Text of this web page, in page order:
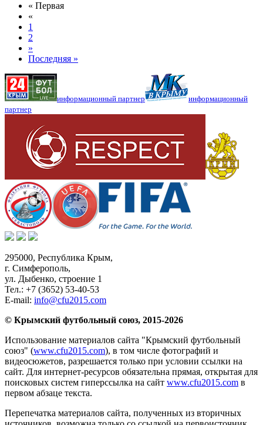
« Первая
«
1
2
»
Последняя »
информационный партнер
информационный
партнер
295000, Республика Крым,
г. Симферополь,
ул. Дыбенко, строение 1
Тел.: +7 (3652) 53-40-53
E-mail: info@cfu2015.com
© Крымский футбольный союз, 2015-2026
Использование материалов сайта "Крымский футбольный
союз" (www.cfu2015.com), в том числе фотографий и
видеосюжетов, разрешается только при условии ссылки на
сайт. Для интернет-ресурсов обязательна прямая, открытая для
поисковых систем гиперссылка на сайт www.cfu2015.com в
первом абзаце текста.
Перепечатка материалов сайта, полученных из вторичных